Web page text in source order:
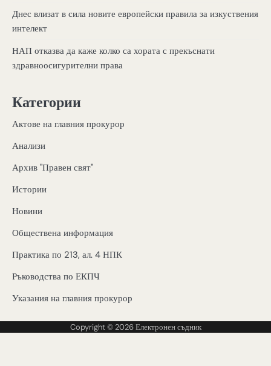
Днес влизат в сила новите европейски правила за изкуствения
интелект
НАП отказва да каже колко са хората с прекъснати
здравноосигурителни права
Категории
Актове на главния прокурор
Анализи
Архив "Правен свят"
Истории
Новини
Обществена информация
Практика по 213, ал. 4 НПК
Ръководства по ЕКПЧ
Указания на главния прокурор
Copyright © 2026Електронен съдник